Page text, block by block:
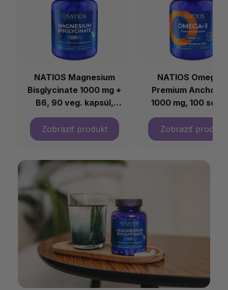
NATIOS Magnesium
Bisglycinate 1000 mg +
B6, 90 veg. kapsúl,
(elem. horčík 200 mg)
NATIOS Omega-
Premium
1000 mg, 100
kapsúl